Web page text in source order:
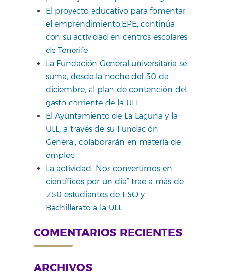
El proyecto educativo para fomentar
el emprendimiento,EPE, continúa
con su actividad en centros escolares
de Tenerife
La Fundación General universitaria se
suma, desde la noche del 30 de
diciembre, al plan de contención del
gasto corriente de la ULL
El Ayuntamiento de La Laguna y la
ULL, a través de su Fundación
General, colaborarán en materia de
empleo
La actividad “Nos convertimos en
científicos por un día” trae a más de
250 estudiantes de ESO y
Bachillerato a la ULL
COMENTARIOS RECIENTES
ARCHIVOS